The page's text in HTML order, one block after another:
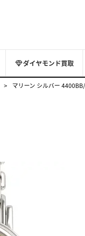
ダイヤモンド買取
マリーン シルバー